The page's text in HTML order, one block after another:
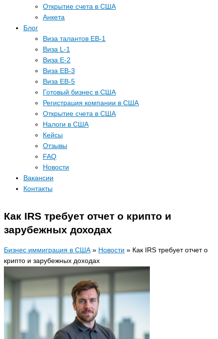
Открытие счета в США
Анкета
Блог
Виза талантов EB-1
Виза L-1
Виза E-2
Виза EB-3
Виза EB-5
Готовый бизнес в США
Регистрация компании в США
Открытие счета в США
Налоги в США
Кейсы
Отзывы
FAQ
Новости
Вакансии
Контакты
Как IRS требует отчет о крипто и
зарубежных доходах
Бизнес иммиграция в США » Новости » Как IRS требует отчет о
крипто и зарубежных доходах